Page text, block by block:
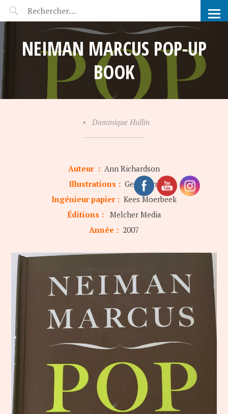
POP-UP FÉERIE
NEIMAN MARCUS POP-UP
BOOK
• Dominique Hullin
Auteur : Ann Richardson
Illustrations : Geof Kern
Ingénieur papier : Kees Moerbeek
Éditions : Melcher Media
Année : 2007